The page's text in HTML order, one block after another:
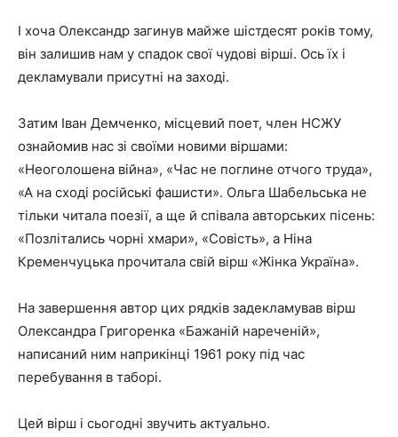
І хоча Олександр загинув майже шістдесят років тому,
він залишив нам у спадок свої чудові вірші. Ось їх і
декламували присутні на заході.
Затим Іван Демченко, місцевий поет, член НСЖУ
ознайомив нас зі своїми новими віршами:
«Неоголошена війна», «Час не поглине отчого труда»,
«А на сході російські фашисти». Ольга Шабельська не
тільки читала поезії, а ще й співала авторських пісень:
«Позлітались чорні хмари», «Совість», а Ніна
Кременчуцька прочитала свій вірш «Жінка Україна».
На завершення автор цих рядків задекламував вірш
Олександра Григоренка «Бажаній нареченій»,
написаний ним наприкінці 1961 року під час
перебування в таборі.
Цей вірш і сьогодні звучить актуально.